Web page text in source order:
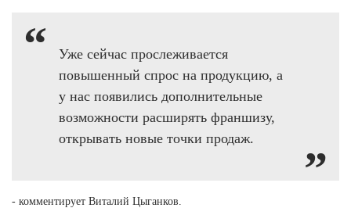
Уже сейчас прослеживается
повышенный спрос на продукцию, а
у нас появились дополнительные
возможности расширять франшизу,
открывать новые точки продаж.
- комментирует Виталий Цыганков.